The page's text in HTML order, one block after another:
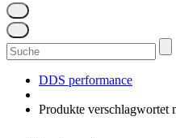
Suchen
nach:
DDS performance
Produkte verschlagwortet